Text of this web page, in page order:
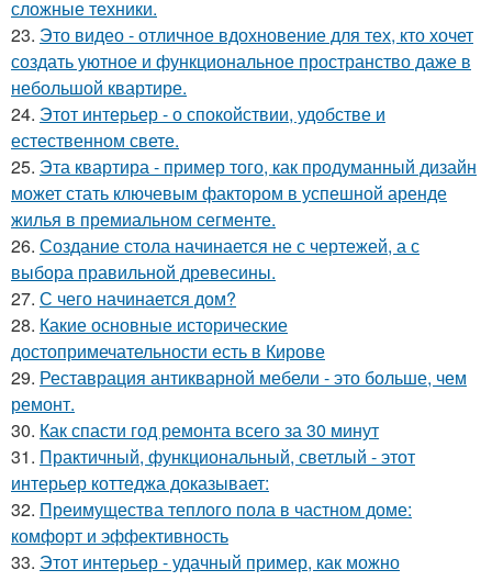
сложные техники.
23. Это видео - отличное вдохновение для тех, кто хочет
создать уютное и функциональное пространство даже в
небольшой квартире.
24. Этот интерьер - о спокойствии, удобстве и
естественном свете.
25. Эта квартира - пример того, как продуманный дизайн
может стать ключевым фактором в успешной аренде
жилья в премиальном сегменте.
26. Создание стола начинается не с чертежей, а с
выбора правильной древесины.
27. С чего начинается дом?
28. Какие основные исторические
достопримечательности есть в Кирове
29. Реставрация антикварной мебели - это больше, чем
ремонт.
30. Как спасти год ремонта всего за 30 минут
31. Практичный, функциональный, светлый - этот
интерьер коттеджа доказывает:
32. Преимущества теплого пола в частном доме:
комфорт и эффективность
33. Этот интерьер - удачный пример, как можно